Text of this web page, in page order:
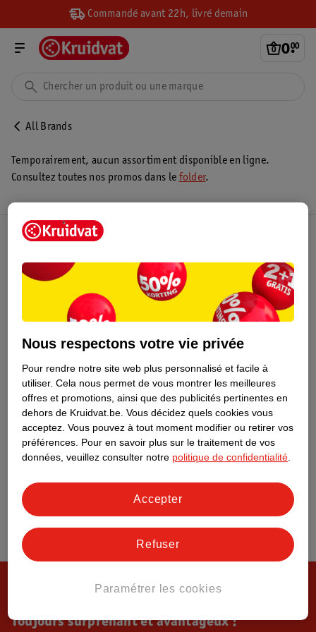
Commandé avant 22h, livré demain
0.
00
All Brands
Temporairement, aucun assortiment disponible en ligne.
Consultez toutes nos promos dans le folder.
Toujours surprenant et avantageux !
Nous respectons votre vie privée
Pour rendre notre site web plus personnalisé et facile à
utiliser. Cela nous permet de vous montrer les meilleures
offres et promotions, ainsi que des publicités pertinentes en
dehors de Kruidvat.be. Vous décidez quels cookies vous
acceptez. Vous pouvez à tout moment modifier ou retirer vos
préférences. Pour en savoir plus sur le traitement de vos
données, veuillez consulter notre politique de confidentialité
Paramétrer les cookies
Refuser
Accepter